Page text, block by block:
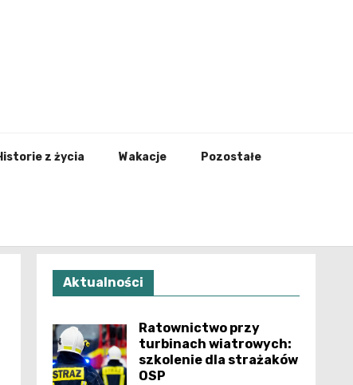
z życia Wakacje Pozostałe
Aktualności
Ratownictwo przy
turbinach wiatrowych:
szkolenie dla strażaków
OSP